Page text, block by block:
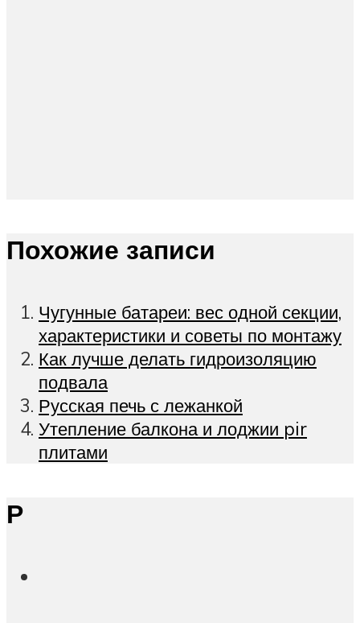
Похожие записи
Чугунные батареи: вес одной секции,
характеристики и советы по монтажу
Как лучше делать гидроизоляцию
подвала
Русская печь с лежанкой
Утепление балкона и лоджии pir
плитами
Р